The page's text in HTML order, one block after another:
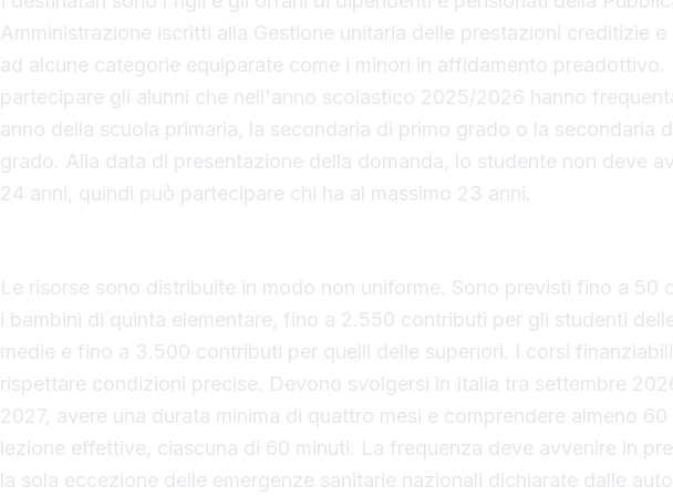
Amministrazione iscritti alla Gestione unitaria delle prestazioni creditizie
ad alcune categorie equiparate come i minori in affidamento preadottivo.
partecipare gli alunni che nell'anno scolastico 2025/2026 hanno
anno della scuola primaria, la secondaria di primo grado o la secondaria
grado. Alla data di presentazione della domanda, lo studente non deve
24 anni, quindi può partecipare chi ha al massimo 23 anni.
Le risorse sono distribuite in modo non uniforme. Sono previsti fino a 50
i bambini di quinta elementare, fino a 2.550 contributi per gli studenti
medie e fino a 3.500 contributi per quelli delle superiori. I corsi
rispettare condizioni precise. Devono svolgersi in Italia tra settembre
2027, avere una durata minima di quattro mesi e comprendere almeno
lezione effettive, ciascuna di 60 minuti. La frequenza deve avvenire in
la sola eccezione delle emergenze sanitarie nazionali dichiarate dalle